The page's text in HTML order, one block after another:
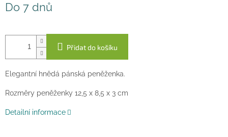
cena:
Do 7 dnů
Přidat do košíku
Elegantní hnědá pánská peněženka.
Rozměry peněženky 12,5 x 8,5 x 3 cm
Detailní informace